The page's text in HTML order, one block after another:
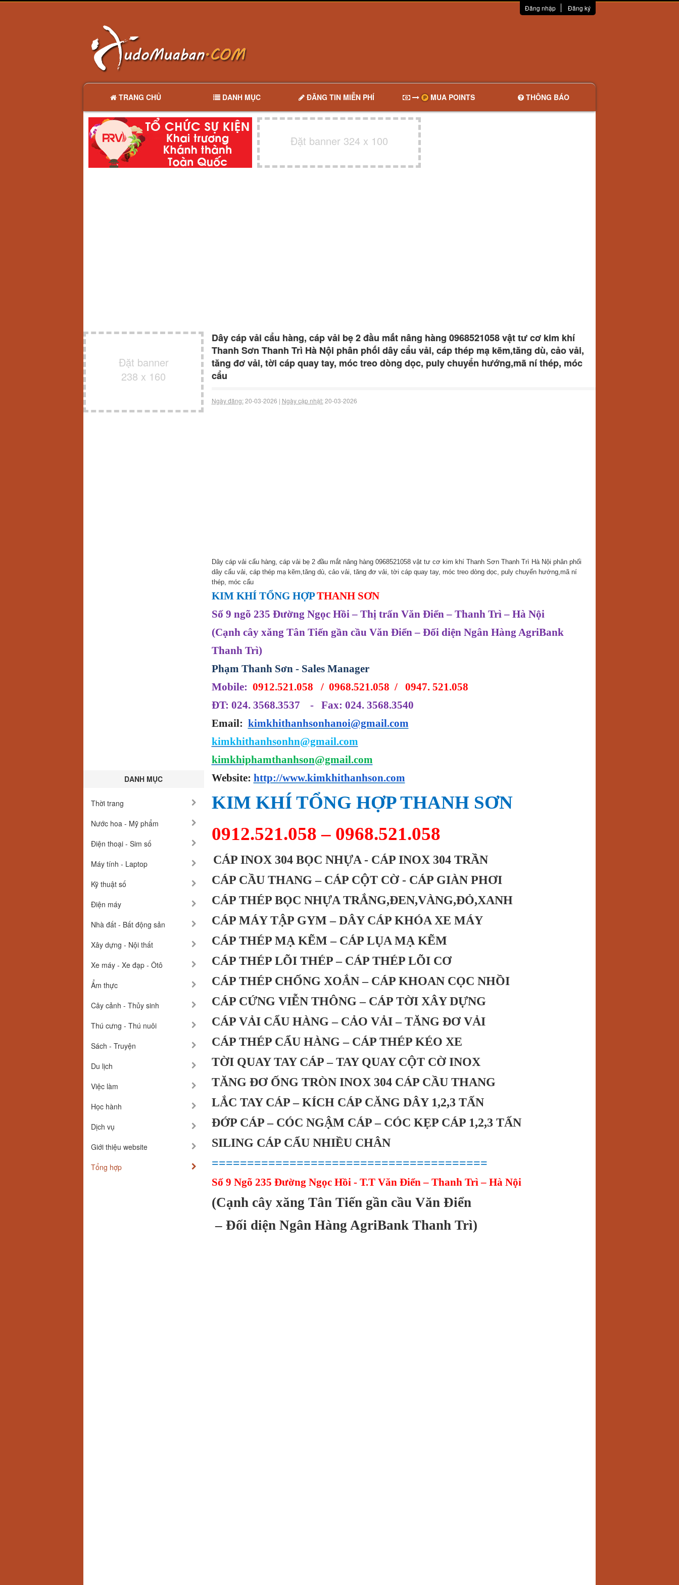
Đăng nhập Đăng ký
TRANG CHỦ DANH MỤC ĐĂNG TIN MIỄN PHÍ MUA POINTS THÔNG BÁO
Đặt banner 324 x 100
Đặt banner
238 x 160
DANH MỤC
Thời trang
Nước hoa - Mỹ phẩm
Điện thoại - Sim số
Máy tính - Laptop
Kỹ thuật số
Điện máy
Nhà đất - Bất động sản
Xây dựng - Nội thất
Xe máy - Xe đạp - Ôtô
Ẩm thực
Cây cảnh - Thủy sinh
Thú cưng - Thú nuôi
Sách - Truyện
Du lịch
Việc làm
Học hành
Dịch vụ
Giới thiệu website
Tổng hợp
Dây cáp vải cẩu hàng, cáp vải bẹ 2 đầu mắt nâng hàng 0968521058 vật tư cơ kim khí
Thanh Sơn Thanh Trì Hà Nội phân phối dây cẩu vải, cáp thép mạ kẽm,tăng dù, cảo vải,
tăng đơ vải, tời cáp quay tay, móc treo dòng dọc, puly chuyển hướng,mã ní thép, móc
cẩu
Ngày đăng:20-03-2026 | Ngày cập nhật:20-03-2026
Dây cáp vải cẩu hàng, cáp vải bẹ 2 đầu mắt nâng hàng 0968521058 vật tư cơ kim khí Thanh Sơn Thanh Trì Hà Nội phân phối
dây cẩu vải, cáp thép mạ kẽm,tăng dù, cảo vải, tăng đơ vải, tời cáp quay tay, móc treo dòng dọc, puly chuyển hướng,mã ní
thép, móc cẩu
KIM KHÍ TỔNG HỢPTHANH SƠN
Số 9 ngõ 235 Đường Ngọc Hồi – Thị trấn Văn Điển – Thanh Trì – Hà Nội
(Cạnh cây xăng Tân Tiến gần cầu Văn Điển – Đối diện Ngân Hàng AgriBank
Thanh Trì)
Phạm Thanh Sơn - Sales Manager
Mobile: 0912.521.058 / 0968.521.058 / 0947. 521.058
ĐT: 024. 3568.3537 - Fax: 024. 3568.3540
Email: kimkhithanhsonhanoi@gmail.com
kimkhithanhsonhn@gmail.com
kimkhiphamthanhson@gmail.com
Website: http://www.kimkhithanhson.com
KIM KHÍ TỔNG HỢP THANH SƠN
0912.521.058 – 0968.521.058
CÁP INOX 304 BỌC NHỰA - CÁP INOX 304 TRẦN
CÁP CẦU THANG – CÁP CỘT CỜ - CÁP GIÀN PHƠI
CÁP THÉP BỌC NHỰA TRẮNG,ĐEN,VÀNG,ĐỎ,XANH
CÁP MÁY TẬP GYM – DÂY CÁP KHÓA XE MÁY
CÁP THÉP MẠ KẼM – CÁP LỤA MẠ KẼM
CÁP THÉP LÕI THÉP – CÁP THÉP LÕI CƠ
CÁP THÉP CHỐNG XOẮN – CÁP KHOAN CỌC NHỒI
CÁP CỨNG VIỄN THÔNG – CÁP TỜI XÂY DỰNG
CÁP VẢI CẨU HÀNG – CẢO VẢI – TĂNG ĐƠ VẢI
CÁP THÉP CẨU HÀNG – CÁP THÉP KÉO XE
TỜI QUAY TAY CÁP – TAY QUAY CỘT CỜ INOX
TĂNG ĐƠ ỐNG TRÒN INOX 304 CÁP CẦU THANG
LẮC TAY CÁP – KÍCH CÁP CĂNG DÂY 1,2,3 TẤN
ĐỚP CÁP – CÓC NGẬM CÁP – CÓC KẸP CÁP 1,2,3 TẤN
SILING CÁP CẨU NHIỀU CHÂN
=======================================
Số 9 Ngõ 235 Đường Ngọc Hồi - T.T Văn Điển – Thanh Trì – Hà Nội
(Cạnh cây xăng Tân Tiến gần cầu Văn Điển
– Đối diện Ngân Hàng AgriBank Thanh Trì)